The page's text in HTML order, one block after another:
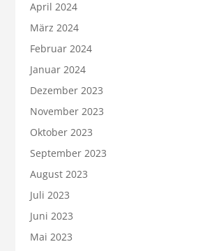
April 2024
März 2024
Februar 2024
Januar 2024
Dezember 2023
November 2023
Oktober 2023
September 2023
August 2023
Juli 2023
Juni 2023
Mai 2023